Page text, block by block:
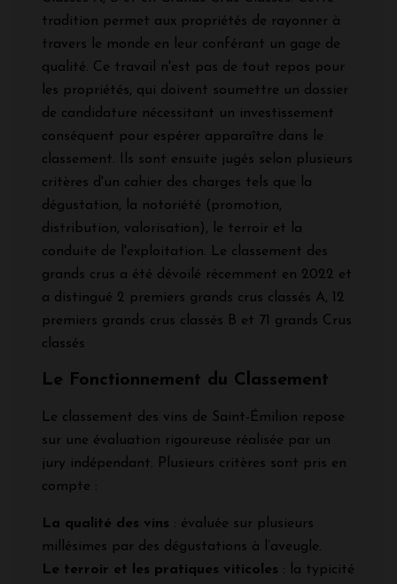
tradition permet aux propriétés de rayonner à
travers le monde en leur conférant un gage de
qualité. Ce travail n'est pas de tout repos pour
les propriétés, qui doivent soumettre un dossier
de candidature nécessitant un investissement
conséquent pour espérer apparaître dans le
classement. Ils sont ensuite jugés selon plusieurs
critères d'un cahier des charges tels que la
dégustation, la notoriété (promotion,
distribution, valorisation), le terroir et la
conduite de l'exploitation. Le classement des
grands crus a été dévoilé récemment en 2022 et
a distingué 2 premiers grands crus classés A, 12
premiers grands crus classés B et 71 grands Crus
classés
Le Fonctionnement du Classement
Le classement des vins de Saint-Émilion repose
sur une évaluation rigoureuse réalisée par un
jury indépendant. Plusieurs critères sont pris en
compte :
La qualité des vins : évaluée sur plusieurs
millésimes par des dégustations à l’aveugle.
Le terroir et les pratiques viticoles : la typicité